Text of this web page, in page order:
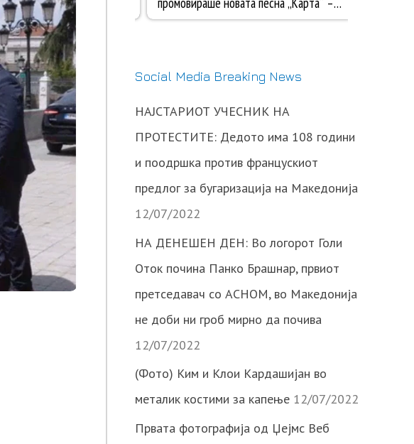
Social Media Breaking News
НАЈСТАРИОТ УЧЕСНИК НА
ПРОТЕСТИТЕ: Дедото има 108 години
и поодршка против францускиот
предлог за бугаризација на Македонија
12/07/2022
НА ДЕНЕШЕН ДЕН: Во логорот Голи
Оток почина Панко Брашнар, првиот
претседавач со АСНОМ, во Македонија
не доби ни гроб мирно да почива
12/07/2022
(Фото) Ким и Клои Кардашијан во
металик костими за капење 12/07/2022
Првата фотографија од Џејмс Веб